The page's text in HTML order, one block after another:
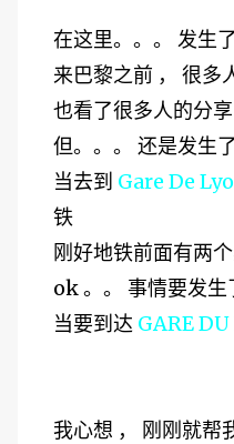
在这里。。。 发生
来巴黎之前 ， 很多
也看了很多人的分
但。。。 还是发生了
当去到 Gare De
铁
刚好地铁前面有两
ok 。。 事情要发生
当要到达 GARE
我心想 ， 刚刚就帮